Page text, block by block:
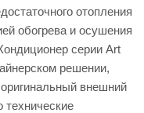
отопления
обогрева и осушения
серии Art
решении,
внешний
технические